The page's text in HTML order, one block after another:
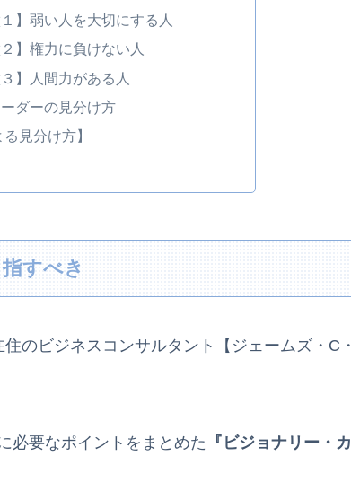
】弱い人を大切にする人
】権力に負けない人
】人間力がある人
ダーの見分け方
見分け方】
すべき
のビジネスコンサルタント【ジェームズ・C・
必要なポイントをまとめた 『ビジョナリー・カ